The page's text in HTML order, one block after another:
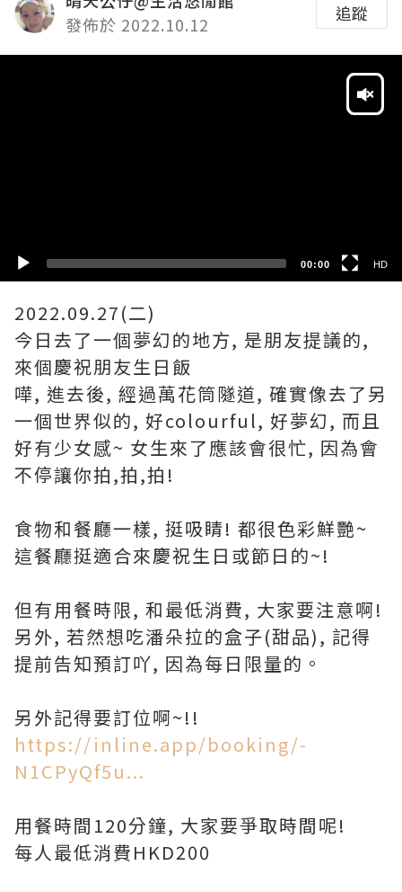
發佈於 2022.10.12
追蹤
00:00 HD
2022.09.27(二)
今日去了一個夢幻的地方, 是朋友提議的,
來個慶祝朋友生日飯
嘩, 進去後, 經過萬花筒隧道, 確實像去了另
一個世界似的, 好colourful, 好夢幻, 而且
好有少女感~ 女生來了應該會很忙, 因為會
不停讓你拍,拍,拍!
食物和餐廳一樣, 挺吸睛! 都很色彩鮮艷~
這餐廳挺適合來慶祝生日或節日的~!
但有用餐時限, 和最低消費, 大家要注意啊!
另外, 若然想吃潘朵拉的盒子(甜品), 記得
提前告知預訂吖, 因為每日限量的。
https://inline.app/booking/-
N1CPyQf5u...
用餐時間120分鐘, 大家要爭取時間呢!
每人最低消費HKD200